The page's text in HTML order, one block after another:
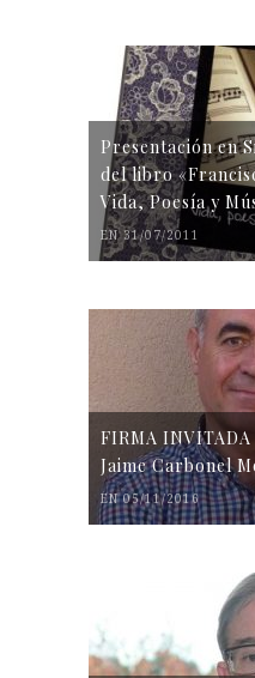
Presentación en
del libro
Vida, Poesía y
EN 31/07/2011
FIRMA INVITADA
Jaime Carbonel
EN 05/11/2016